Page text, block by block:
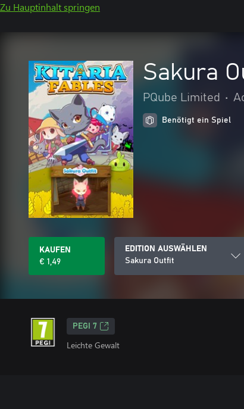
Zu Hauptinhalt springen
Sakura
PQube Limited •
Benötigt ein Spiel
KAUFEN
€ 1,49
EDITION AUSWÄHLEN
Sakura Outfit
PEGI 7
Leichte Gewalt